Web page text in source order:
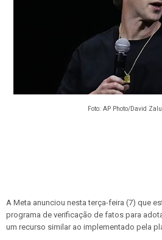
Foto: AP Photo/David
A Meta anunciou nesta terça-feira (7) que
programa de verificação de fatos para
um recurso similar ao implementado pela